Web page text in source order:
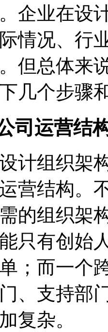
企业在设
情况、行
但总体来
几个步骤
司运营结
计组织架
营结构。
的组织架
只有创始
；而一个
、支持部
复杂。